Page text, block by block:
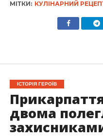
МІТКИ: КУЛІНАРНИЙ
ІСТОРІЯ ГЕРОЇВ
двома